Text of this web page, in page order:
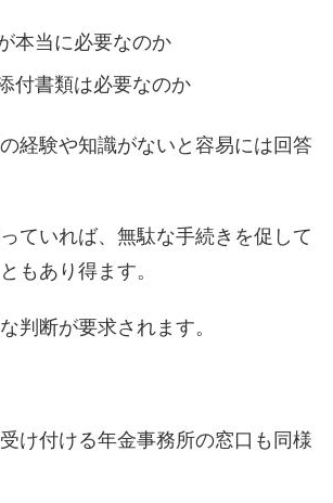
本当に必要なのか
付書類は必要なのか
経験や知識がないと容易には回答
ていれば、無駄な手続きを促して
もあり得ます。
判断が要求されます。
け付ける年金事務所の窓口も同様